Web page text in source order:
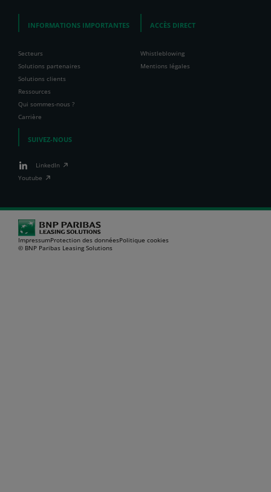
INFORMATIONS IMPORTANTES
Secteurs
Solutions partenaires
Solutions clients
Ressources
Qui sommes-nous ?
Carrière
ACCÈS DIRECT
Whistleblowing
Mentions légales
SUIVEZ-NOUS
LinkedIn
Youtube
ImpressumProtection des donnéesPolitique cookies
© BNP Paribas Leasing Solutions